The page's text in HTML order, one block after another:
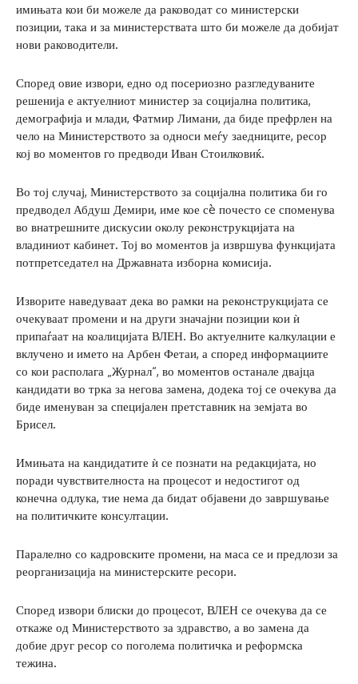
имињата кои би можеле да раководат со министерски
позиции, така и за министерствата што би можеле да добијат
нови раководители.
Според овие извори, едно од посериозно разгледуваните
решенија е актуелниот министер за социјална политика,
демографија и млади, Фатмир Лимани, да биде префрлен на
чело на Министерството за односи меѓу заедниците, ресор
кој во моментов го предводи Иван Стоилковиќ.
Во тој случај, Министерството за социјална политика би го
предводел Абдуш Демири, име кое сè почесто се споменува
во внатрешните дискусии околу реконструкцијата на
владиниот кабинет. Тој во моментов ја извршува функцијата
потпретседател на Државната изборна комисија.
Изворите наведуваат дека во рамки на реконструкцијата се
очекуваат промени и на други значајни позиции кои ѝ
припаѓаат на коалицијата ВЛЕН. Во актуелните калкулации е
вклучено и името на Арбен Фетаи, а според информациите
со кои располага „Журнал“, во моментов останале двајца
кандидати во трка за негова замена, додека тој се очекува да
биде именуван за специјален претставник на земјата во
Брисел.
Имињата на кандидатите ѝ се познати на редакцијата, но
поради чувствителноста на процесот и недостигот од
конечна одлука, тие нема да бидат објавени до завршување
на политичките консултации.
Паралелно со кадровските промени, на маса се и предлози за
реорганизација на министерските ресори.
Според извори блиски до процесот, ВЛЕН се очекува да се
откаже од Министерството за здравство, а во замена да
добие друг ресор со поголема политичка и реформска
тежина.